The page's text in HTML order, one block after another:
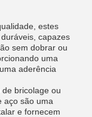
estes
capazes
sem dobrar ou
uma
aderência
bricolage ou
aço são uma
e fornecem